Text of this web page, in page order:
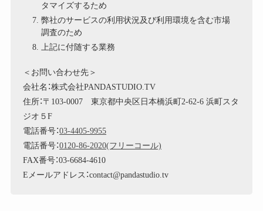
タマイズするため
弊社のサービスの利用状況及び利用環境を含む市場
調査のため
上記に付随する業務
＜お問い合わせ先＞
会社名：株式会社PANDASTUDIO.TV
住所：〒103-0007 東京都中央区日本橋浜町2-62-6 浜町スタ
ジオ５F
電話番号：03-4405-9955
電話番号：0120-86-2020(フリーコール)
FAX番号：03-6684-4610
Eメールアドレス：contact@pandastudio.tv